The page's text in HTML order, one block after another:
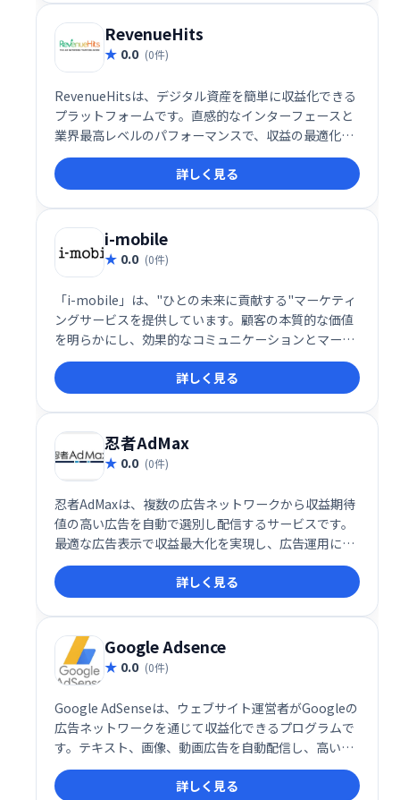
RevenueHits
0.0 (0件)
RevenueHitsは、デジタル資産を簡単に収益化できる
プラットフォームです。直感的なインターフェースと
業界最高レベルのパフォーマンスで、収益の最適化を
支援します。複雑な設定は不要で、効率的に収益を最
大化できます。 今すぐRevenueHitsで、デジタル資産
を収益に変えましょう！
詳しく見る
i-mobile
0.0 (0件)
「i-mobile」は、"ひとの未来に貢献する"マーケティ
ングサービスを提供しています。顧客の本質的な価値
を明らかにし、効果的なコミュニケーションとマーケ
ティング戦略を通じて、持続的かつ効果的な成長を支
援します。
詳しく見る
忍者AdMax
0.0 (0件)
忍者AdMaxは、複数の広告ネットワークから収益期待
値の高い広告を自動で選別し配信するサービスです。
最適な広告表示で収益最大化を実現し、広告運用にお
ける手間を大幅に削減します。 複雑な設定は不要で、
簡単に導入できます。詳しく見る
Google Adsence
0.0 (0件)
Google AdSenseは、ウェブサイト運営者がGoogleの
広告ネットワークを通じて収益化できるプログラムで
す。テキスト、画像、動画広告を自動配信し、高いク
リック単価とクリック率を実現します。サイトのコン
テンツとユーザーに最適化された広告表示で、効率的
詳しく見る